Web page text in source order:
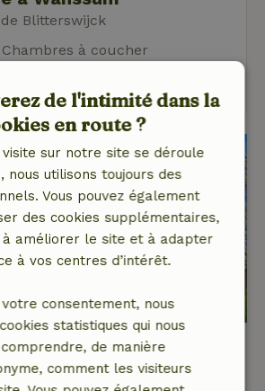
Blitterswijck
Chambres à coucher
à Meerlo
de Blitterswijck
de l'intimité dans la
en route ?
sur notre site se déroule
nous utilisons toujours des
Vous pouvez également
des cookies supplémentaires,
à améliorer le site et à adapter
à vos centres d’intérêt.
votre consentement, nous
statistiques qui nous
de manière
comment les visiteurs